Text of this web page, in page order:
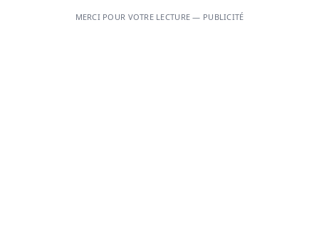
MERCI POUR VOTRE LECTURE — PUBLICITÉ